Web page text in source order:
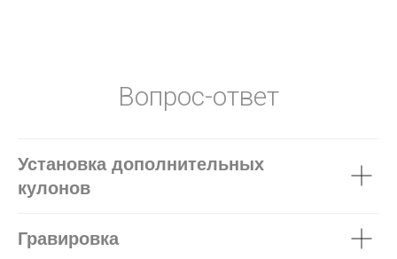
Вопрос-ответ
Установка дополнительных
кулонов
Гравировка